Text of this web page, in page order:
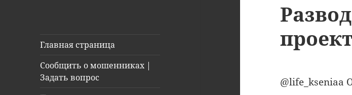
Главная страница
Сообщить о мошенниках |
Задать вопрос